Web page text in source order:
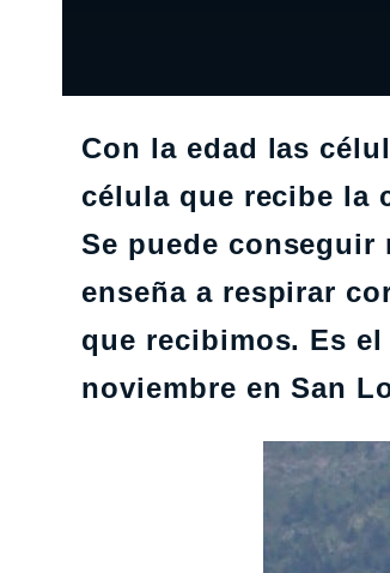
Con la edad las
célula que recibe la
Se puede conseguir
enseña a respirar
que recibimos. Es
noviembre en San